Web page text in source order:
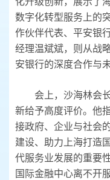
数字化转型服务上的
作伙伴代表、平安银
经理温斌斌，则从战
安银行的深度合作与
会上，沙海林会长
新给予高度评价。他
接政府、企业与社会
建设、助力上海打造
代服务业发展的重要
国际金融中心离不开